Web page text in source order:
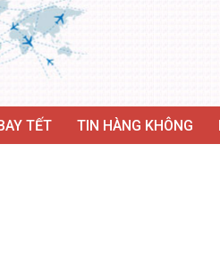
TẾT TIN HÀNG KHÔNG